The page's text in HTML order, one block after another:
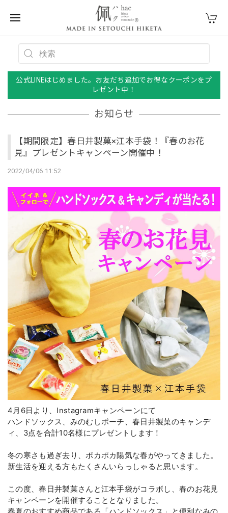
公式LINEはじめました。お友だち追加でお得なクーポンをプ
レゼント中！
お知らせ
【期間限定】春日井製菓×江本手袋！『春のお花
見』プレゼントキャンペーン開催中！
2022/04/06 11:52
4月6日より、Instagramキャンペーンにて
ハンドソックス、みのむしポーチ、春日井製菓のキャンデ
ィ、3点を合計10名様にプレゼントします！
冬の寒さも過ぎ去り、ポカポカ陽気な春がやってきました。
新生活を迎える方もたくさんいらっしゃると思います。
この度、春日井製菓さんと江本手袋がコラボし、春のお花見
キャンペーンを開催することとなりました。